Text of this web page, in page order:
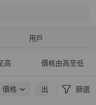
用戶
高 價格由高至低
價格 出貨地點 篩選